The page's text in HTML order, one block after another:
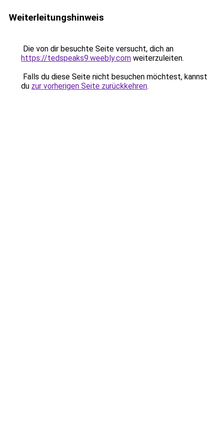
Weiterleitungshinweis
Die von dir besuchte Seite versucht, dich an
https://tedspeaks9.weebly.com weiterzuleiten.
Falls du diese Seite nicht besuchen möchtest, kannst
du zur vorherigen Seite zurückkehren.